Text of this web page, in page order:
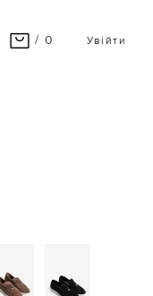
/ 0
чекають на Вас!
Увійти